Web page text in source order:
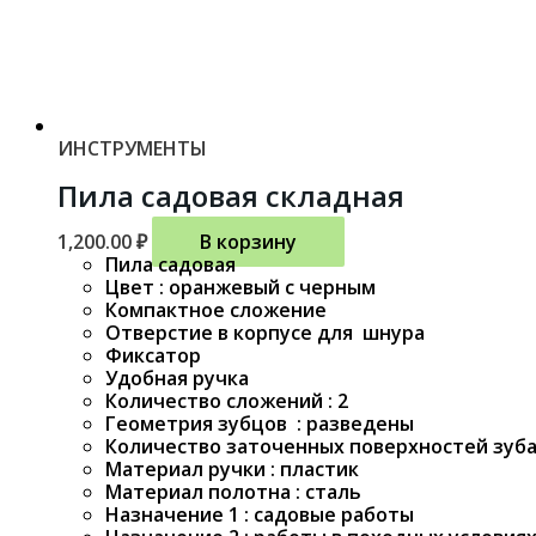
ИНСТРУМЕНТЫ
Пила садовая складная
1,200.00₽
В корзину
Пила садовая
Цвет : оранжевый с черным
Компактное сложение
Отверстие в корпусе для шнура
Фиксатор
Удобная ручка
Количество сложений : 2
Геометрия зубцов : разведены
Количество заточенных поверхностей
Материал ручки : пластик
Материал полотна : сталь
Назначение 1 : садовые работы